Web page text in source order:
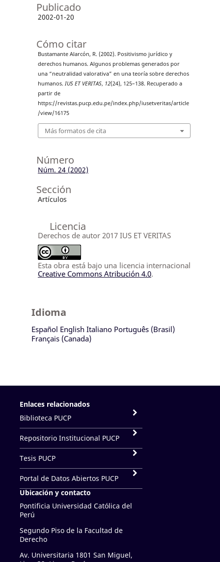
Publicado
2002-01-20
Cómo citar
Bustamante Alarcón, R. (2002). Positivismo jurídico y
derechos humanos. Algunos problemas generados por
una “neutralidad valorativa” en una teoría sobre derechos
humanos. IUS ET VERITAS, 12(24), 125–138. Recuperado a
partir de
https://revistas.pucp.edu.pe/index.php/iusetveritas/article
/view/16175
Más formatos de cita
Número
Núm. 24 (2002)
Sección
Artículos
Licencia
Derechos de autor 2017 IUS ET VERITAS
Esta obra está bajo una licencia internacional
Creative Commons Atribución 4.0.
Idioma
Español English Italiano Português (Brasil)
Français (Canada)
Enlaces relacionados
Biblioteca PUCP
Repositorio Institucional PUCP
Tesis PUCP
Portal de Datos Abiertos PUCP
Ubicación y contacto
Pontificia Universidad Católica del
Perú
Segundo Piso de la Facultad de
Derecho
Av. Universitaria 1801 San Miguel,